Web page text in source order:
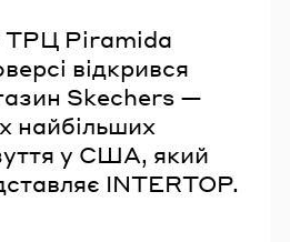
ТРЦ Piramida
відкрився
Skechers —
найбільших
у США, який
INTERTOP.